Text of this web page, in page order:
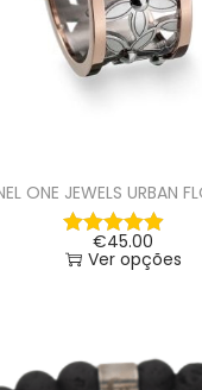
ONE JEWELS URBAN
€45.00
Ver opções